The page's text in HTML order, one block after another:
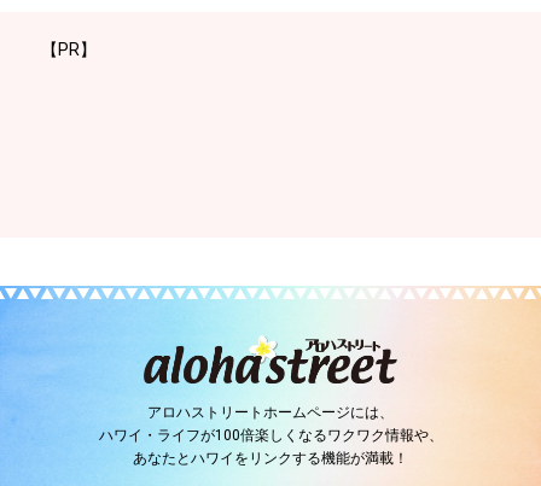
【PR】
アロハストリートホームページには、
ハワイ・ライフが100倍楽しくなるワクワク情報や、
あなたとハワイをリンクする機能が満載！